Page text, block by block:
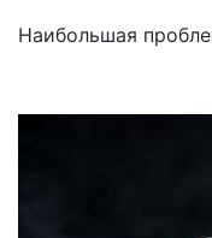
Наибольшая